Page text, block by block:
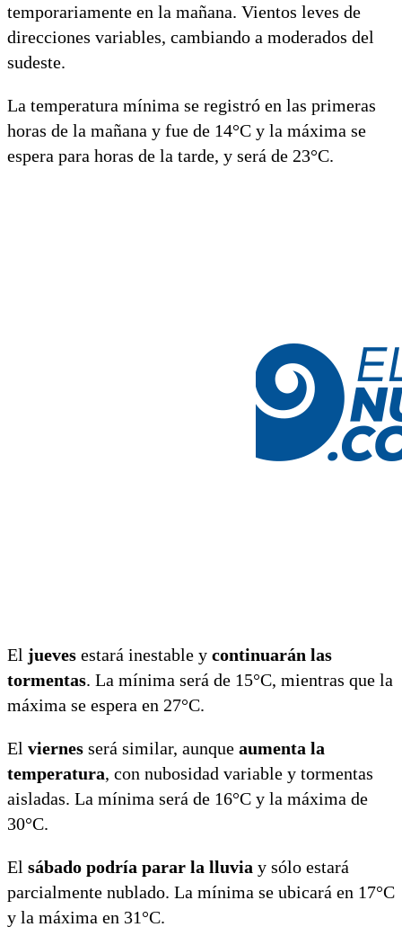
temporariamente en la mañana. Vientos leves de
direcciones variables, cambiando a moderados del
sudeste.
La temperatura mínima se registró en las primeras
horas de la mañana y fue de 14°C y la máxima se
espera para horas de la tarde, y será de 23°C.
El jueves estará inestable y continuarán las
tormentas. La mínima será de 15°C, mientras que la
máxima se espera en 27°C.
El viernes será similar, aunque aumenta la
temperatura, con nubosidad variable y tormentas
aisladas. La mínima será de 16°C y la máxima de
30°C.
El sábado podría parar la lluvia y sólo estará
parcialmente nublado. La mínima se ubicará en 17°C
y la máxima en 31°C.